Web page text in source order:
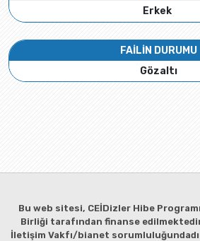
Erkek
FAİLİN DURUMU
Gözaltı
Bu web sitesi, CEİDizler Hibe
Birliği tarafından finanse
İletişim Vakfı/bianet